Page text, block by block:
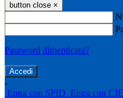
button close ×
Password dimenticata?
-
Entra con SPID Entra con CIE